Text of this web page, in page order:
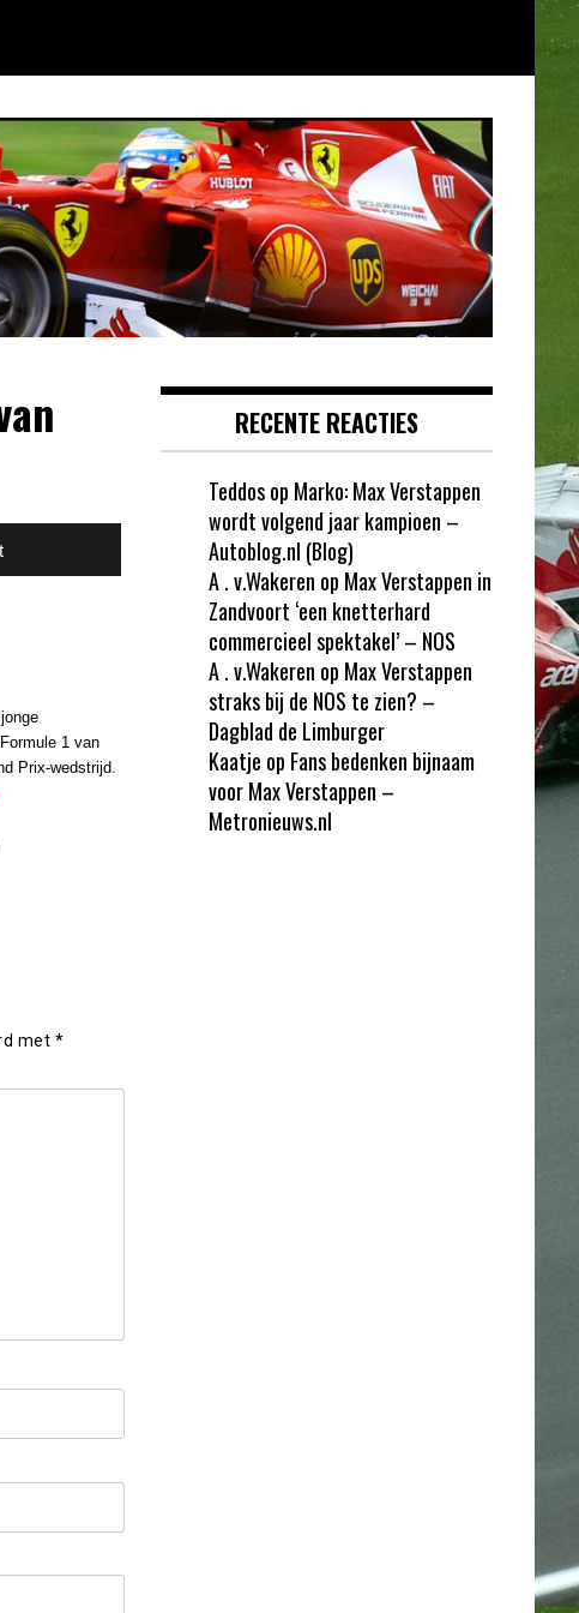
1 van
Prix-wedstrijd.
met *
RECENTE REACTIES
Teddosop Marko: Max Verstappen
wordt volgend jaar kampioen –
Autoblog.nl (Blog)
A . v.Wakeren op Max Verstappen in
Zandvoort ‘een knetterhard
commercieel spektakel’ – NOS
A . v.Wakeren op Max Verstappen
straks bij de NOS te zien? –
Dagblad de Limburger
Kaatje op Fans bedenken bijnaam
voor Max Verstappen –
Metronieuws.nl